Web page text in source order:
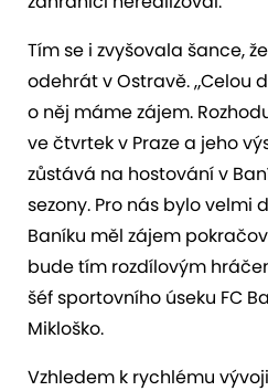
Tím se i zvyšovala šance,
odehrát v Ostravě. „Celou
o něj máme zájem.
ve čtvrtek v Praze a jeho
zůstává na hostování v
sezony. Pro nás bylo velmi
Baníku měl zájem
bude tím rozdílovým
šéf sportovního úseku FC
Mikloško.
Vzhledem k rychlému